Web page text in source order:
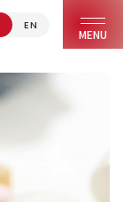
ンス研究への貢献
EN
MENU